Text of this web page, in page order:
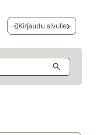
Avaa kielivalikko
Kirjaudu sivulle